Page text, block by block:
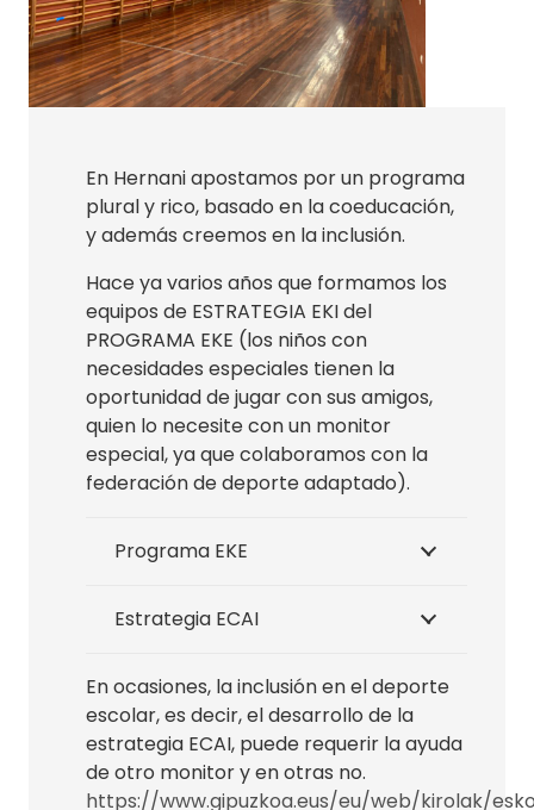
En Hernani apostamos por un programa
plural y rico, basado en la coeducación,
y además creemos en la inclusión.
Hace ya varios años que formamos los
equipos de ESTRATEGIA EKI del
PROGRAMA EKE (los niños con
necesidades especiales tienen la
oportunidad de jugar con sus amigos,
quien lo necesite con un monitor
especial, ya que colaboramos con la
federación de deporte adaptado).
Programa EKE
Estrategia ECAI
En ocasiones, la inclusión en el deporte
escolar, es decir, el desarrollo de la
estrategia ECAI, puede requerir la ayuda
de otro monitor y en otras no.
https://www.gipuzkoa.eus/eu/web/kirolak/